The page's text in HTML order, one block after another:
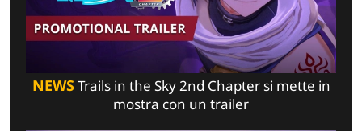
NEWSTrails in the Sky 2nd Chapter si mette in
mostra con un trailer